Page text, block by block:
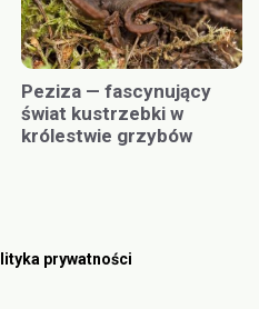
Peziza — fascynujący
świat kustrzebki w
królestwie grzybów
prywatności